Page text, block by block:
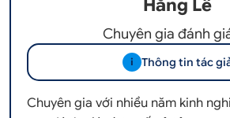
Hằng Lê
Chuyên gia đánh
i Thông tin tác
Chuyên gia với nhiều năm kinh